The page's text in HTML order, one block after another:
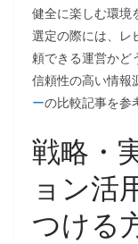
健全に楽しむ環境
選定の際には、レ
頼できる運営かど
信頼性の高い情報
ーの比較記事を参
戦略・
ョン活
つける